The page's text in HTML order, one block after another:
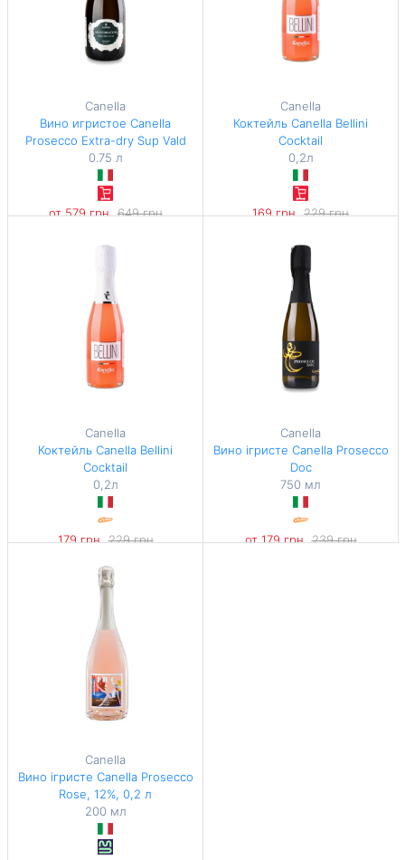
Canella
Вино игристое Canella
Prosecco Extra-dry Sup Vald
0.75 л
от 579 грн 649 грн
772 грн / 1 л
Canella
Коктейль Canella Bellini
Cocktail
0,2л
169 грн 229 грн
845 грн / 1 л
Canella
Коктейль Canella Bellini
Cocktail
0,2л
179 грн 229 грн
895 грн / 1 л
Canella
Вино ігристе Canella Prosecco
Doc
750 мл
от 179 грн 239 грн
Canella
Вино ігристе Canella Prosecco
Rose, 12%, 0,2 л
200 мл